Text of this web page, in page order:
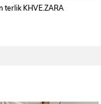
terlik KHVE.ZARA